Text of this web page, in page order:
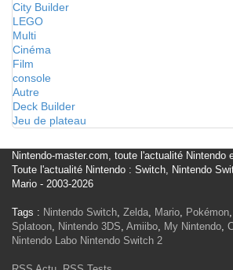
City Builder
LEGO
Multi
Cinéma
Film
console
Autre
Deck Builder
Jeu de plateau
Nintendo-master.com, toute l'actualité Nintendo
Toute l'actualité Nintendo : Switch, Nintendo
Mario - 2003-2026
Tags : Nintendo Switch, Zelda, Mario, Pokémon,
Splatoon, Nintendo 3DS, Amiibo, My Nintendo,
Nintendo Labo Nintendo Switch 2